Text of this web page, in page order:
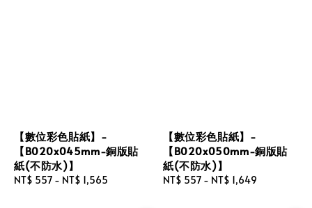
【數位彩色貼紙】-
【B020x045mm-銅版貼
紙(不防水)】
Regular
NT$ 557 - NT$ 1,565
【數位彩色貼紙】-
【B020x050mm-銅版貼
紙(不防水)】
Regular
NT$ 557 - NT$ 1,649